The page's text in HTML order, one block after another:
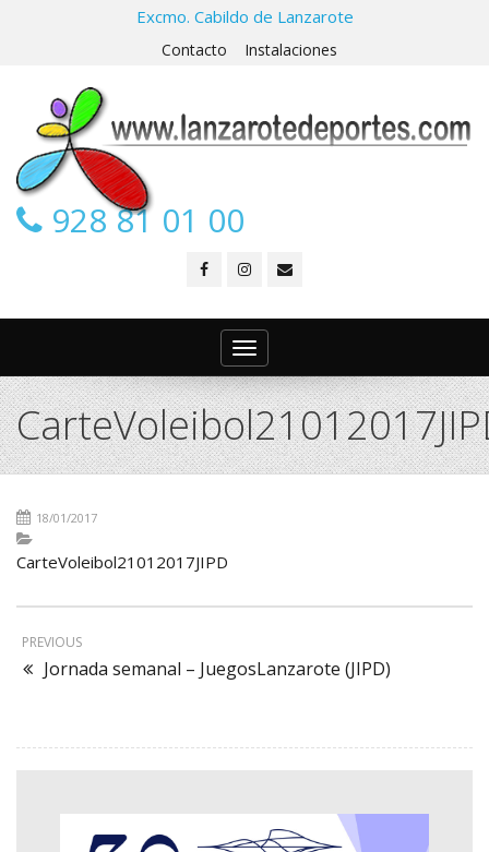
Excmo. Cabildo de Lanzarote
Contacto Instalaciones
928 81 01 00
Toggle
navigation
18/01/2017
CarteVoleibol21012017JIPD
PREVIOUS
Jornada semanal – JuegosLanzarote (JIPD)